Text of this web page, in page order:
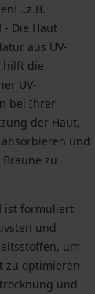
..z.B.
- Die Haut
aus UV-
hilft die
UV-
bei Ihrer
der Haut,
und
Bräune zu
ist formuliert
und
um
zu optimieren
und